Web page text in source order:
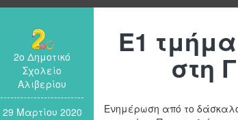
2ο Δημοτικό
Σχολείο
Αλιβερίου
29 Μαρτίου 2020
Ε1
στη
Ενημέρωση από το